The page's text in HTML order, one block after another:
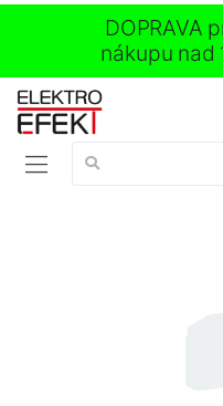
DOPRAVA
nákupu nad
Vyhledávání: